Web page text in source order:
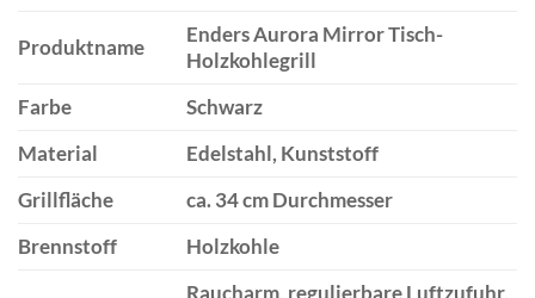
Produktname
Enders Aurora Mirror Tisch-
Holzkohlegrill
Farbe
Schwarz
Material
Edelstahl, Kunststoff
Grillfläche
ca. 34 cm Durchmesser
Brennstoff
Holzkohle
Raucharm, regulierbare Luftzufuhr,